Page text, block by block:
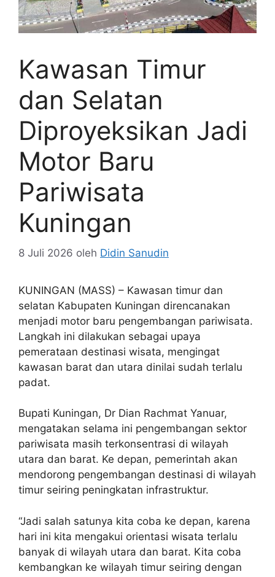
Kawasan Timur
dan Selatan
Diproyeksikan Jadi
Motor Baru
Pariwisata
Kuningan
8 Juli 2026 oleh Didin Sanudin
KUNINGAN (MASS) – Kawasan timur dan
selatan Kabupaten Kuningan direncanakan
menjadi motor baru pengembangan pariwisata.
Langkah ini dilakukan sebagai upaya
pemerataan destinasi wisata, mengingat
kawasan barat dan utara dinilai sudah terlalu
padat.
Bupati Kuningan, Dr Dian Rachmat Yanuar,
mengatakan selama ini pengembangan sektor
pariwisata masih terkonsentrasi di wilayah
utara dan barat. Ke depan, pemerintah akan
mendorong pengembangan destinasi di wilayah
timur seiring peningkatan infrastruktur.
“Jadi salah satunya kita coba ke depan, karena
hari ini kita mengakui orientasi wisata terlalu
banyak di wilayah utara dan barat. Kita coba
kembangkan ke wilayah timur seiring dengan